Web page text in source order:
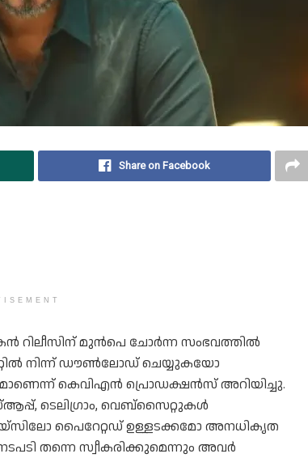
Share on Facebook
റിലീസിന് മുൻപെ ചോർന്ന സംഭവത്തിൽ
നിന്ന് ഡൗൺലോഡ് ചെയ്യുകയോ
കെവിഎൻ പ്രൊഡക്ഷൻസ് അറിയിച്ചു.
ടെലിഗ്രാം, വെബ്‌സൈറ്റുകൾ
പൈറേറ്റഡ് ഉള്ളടക്കമോ അനധികൃത
തന്നെ സ്വീകരിക്കുമെന്നും അവർ